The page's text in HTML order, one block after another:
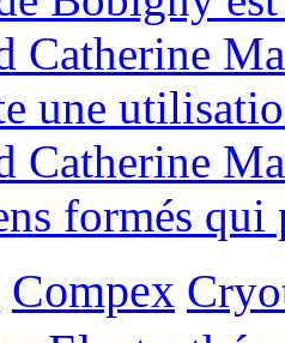
Catherine
une
Catherine
formés qui
Compex